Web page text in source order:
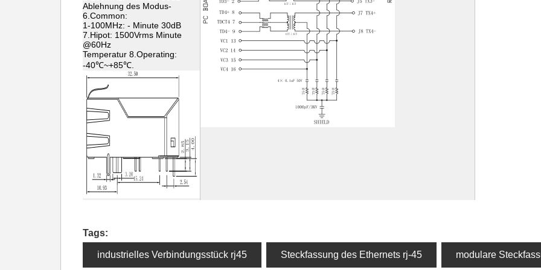
Ablehnung des Modus-
6.Common:
1-100MHz: - Minute 30dB
7.Hipot: 1500Vrms Minute
@60Hz
Temperatur 8.Operating:
-40℃~+85℃.
Tags:
industrielles Verbindungsstück rj45 Steckfassung des Ethernets rj-45 modulare